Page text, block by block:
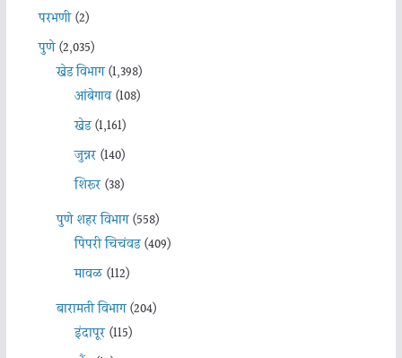
परभणी(2)
पुणे(2,035)
खेड विभाग(1,398)
आंबेगाव(108)
खेड(1,161)
जुन्नर(140)
शिरूर(38)
पुणे शहर विभाग(558)
पिंपरी चिचंवड(409)
मावळ(112)
बारामती विभाग(204)
इंदापूर(115)